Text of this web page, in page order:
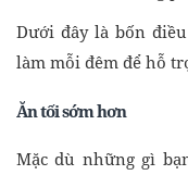
Dưới đây là bốn
làm mỗi đêm để hỗ
Ăn tối sớm hơn
Mặc dù những gì